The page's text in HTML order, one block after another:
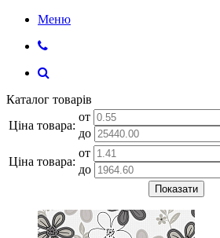
Меню
Каталог товарів
Ціна товара:
от
до
Ціна товара:
от
до
Показати